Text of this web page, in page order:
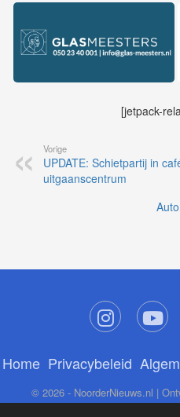
[jetpack-
Vorige
UPDATE: Schietpartij in
uitgaanscentrum
Home Privacybeleid
© 2026 - NoorderNieuws.nl |